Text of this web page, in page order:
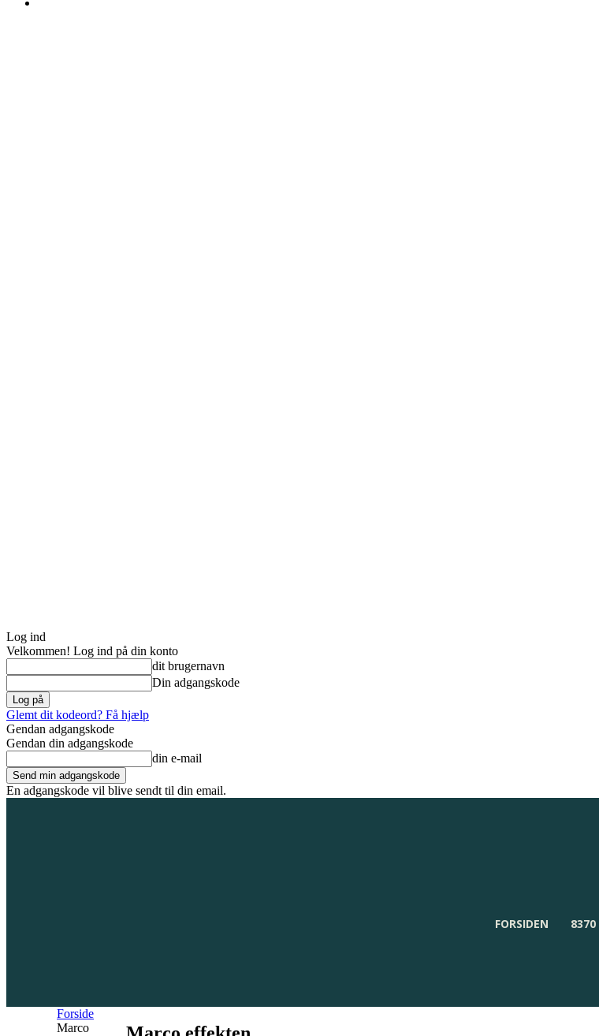
Log ind
Velkommen! Log ind på din konto
dit brugernavn
Din adgangskode
Glemt dit kodeord? Få hjælp
Gendan adgangskode
Gendan din adgangskode
din e-mail
En adgangskode vil blive sendt til din email.
FORSIDEN 8370
Forside
Marco